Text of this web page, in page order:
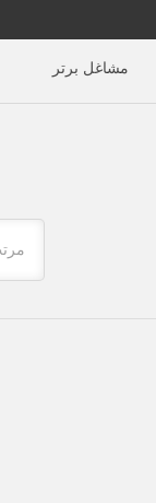
مشاغل برتر